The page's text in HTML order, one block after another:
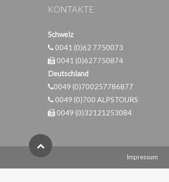
KONTAKTE
Schweiz
0041 (0)62 7750073
0041 (0)627750874
Deutschland
0049 (0)700257786877
0049 (0)700 ALPSTOURS
0049 (0)32121253084
Impressum